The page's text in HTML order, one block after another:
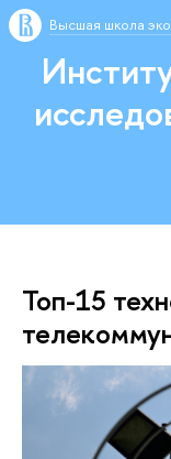
Высшая школа
Топ-15